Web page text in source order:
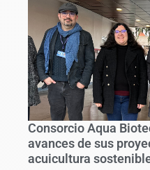
Consorcio Aqua
avances de sus
acuicultura